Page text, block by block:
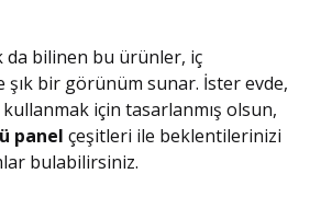
da bilinen bu ürünler, iç
şık bir görünüm sunar. İster evde,
için tasarlanmış olsun,
panel çeşitleri ile beklentilerinizi
bulabilirsiniz.